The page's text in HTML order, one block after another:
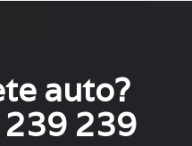
auto?
239